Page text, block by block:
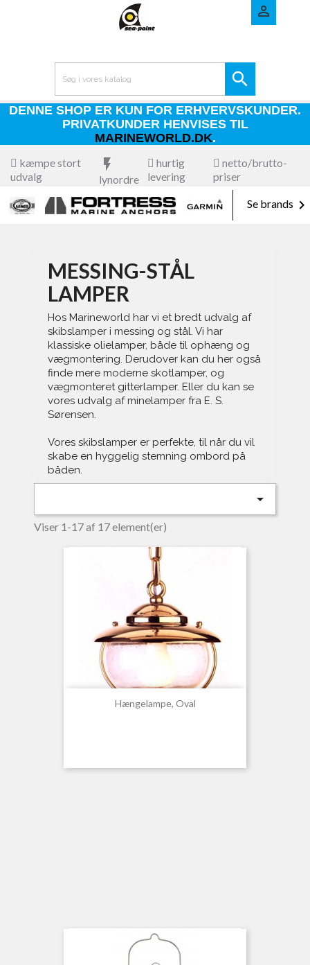


DENNE SHOP ER KUN FOR ERHVERVSKUNDER.
PRIVATKUNDER HENVISES TIL
MARINEWORLD.DK.
kæmpe stort
udvalg
flash_on
lynordre
hurtig
levering
netto/brutto-
priser
Se brands 
MESSING-STÅL
LAMPER
Hos Marineworld har vi et bredt udvalg af
skibslamper i messing og stål. Vi har
klassiske olielamper, både til ophæng og
vægmontering. Derudover kan du her også
finde mere moderne skotlamper, og
vægmonteret gitterlamper. Eller du kan se
vores udvalg af minelamper fra E. S.
Sørensen.
Vores skibslamper er perfekte, til når du vil
skabe en hyggelig stemning ombord på
båden.

Viser 1-17 af 17 element(er)
Hængelampe, Oval